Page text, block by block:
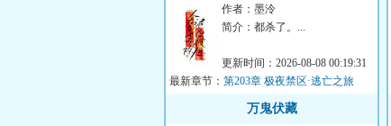
作者：墨泠
简介：都杀了。...
更新时间：2026-08-08 00:19:31
最新章节： 第203章 极夜禁区·逃亡之旅
万鬼伏藏